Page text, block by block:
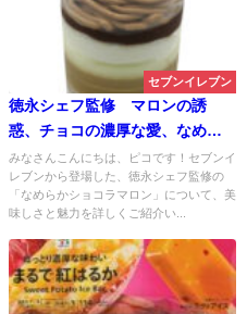
セブンイレブン
徳永シェフ監修 マロンの誘
惑、チョコの濃厚な愛、なめら
かショコラマロン
みなさんこんにちは、ピコです！セブンイ
レブンから登場した、徳永シェフ監修の
「なめらかショコラマロン」について、美
味しさと魅力を詳しくご紹介い...